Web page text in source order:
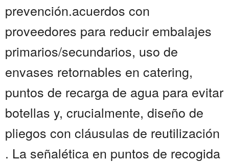
prevención.acuerdos con
proveedores para reducir embalajes
primarios/secundarios, uso de
envases retornables en catering,
puntos de recarga de agua para evitar
botellas y, crucialmente, diseño de
pliegos con cláusulas de reutilización
. La señalética en puntos de recogida